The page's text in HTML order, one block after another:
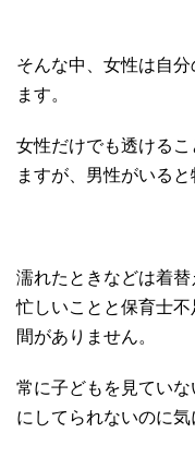
そんな中、女性は自
ます。
女性だけでも透ける
ますが、男性がいる
濡れたときなどは着
忙しいことと保育士
間がありません。
常に子どもを見てい
にしてられないのに気